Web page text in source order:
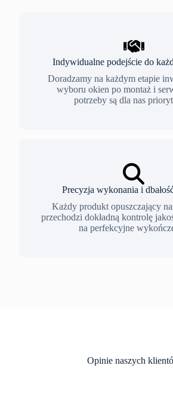
Indywidualne podejście do
Doradzamy na każdym etapie
wyboru okien po montaż i
potrzeby są dla nas
Precyzja wykonania i
Każdy produkt opuszczający
przechodzi dokładną kontrolę
na perfekcyjne
Opinie naszych